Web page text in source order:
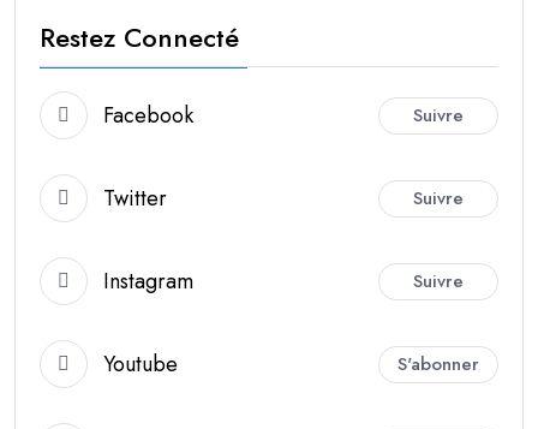
Restez Connecté
Facebook Suivre
Twitter Suivre
Instagram Suivre
Youtube S'abonner